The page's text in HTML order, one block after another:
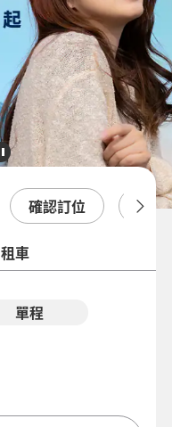
確認訂位 登機
租車
單程